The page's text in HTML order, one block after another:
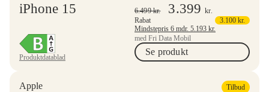
iPhone 15
Produktdatablad
6.499kr. 3.399kr.
Rabat
3.100 kr.
Mindstepris 6 mdr. 5.193 kr.
med Fri Data Mobil
Se produkt
Apple Tilbud